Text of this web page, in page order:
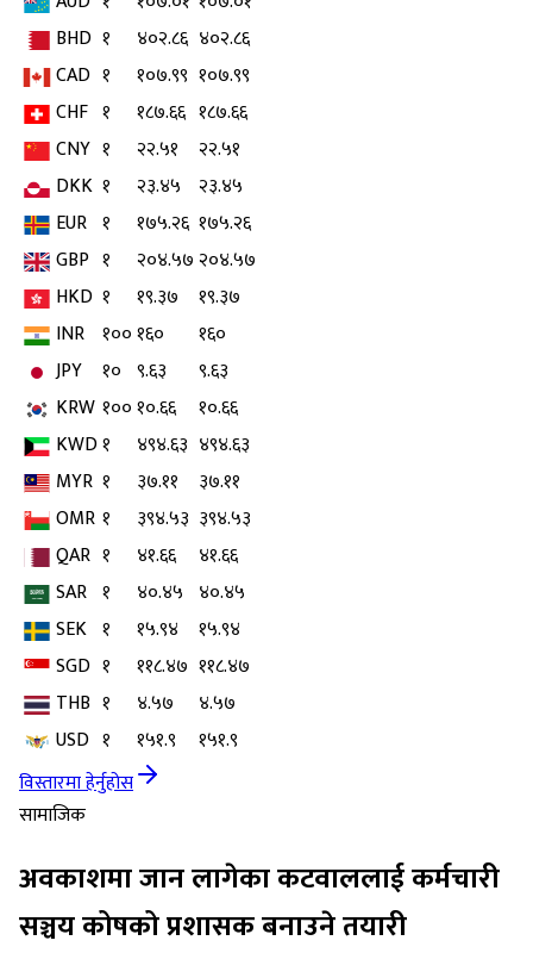
BHD १ ४०२.८६ ४०२.८६
CAD १ १०७.९९ १०७.९९
CHF १ १८७.६६ १८७.६६
CNY १ २२.५१
२२.५१
DKK १ २३.४५
२३.४५
EUR १ १७५.२६ १७५.२६
GBP १ २०४.५७ २०४.५७
HKD १ १९.३७
१९.३७
INR १००१६०
१६०
JPY
१० ९.६३
९.६३
KRW १००१०.६६
१०.६६
KWD१ ४९४.६३ ४९४.६३
MYR १ ३७.११
३७.११
OMR १ ३९४.५३ ३९४.५३
QAR १ ४१.६६
४१.६६
SAR १ ४०.४५ ४०.४५
SEK १ १५.९४
१५.९४
SGD १ ११८.४७ ११८.४७
THB १ ४.५७
४.५७
USD १ १५१.९
१५१.९
विस्तारमा हेर्नुहोस
सामाजिक
अवकाशमा जान लागेका कटवाललाई कर्मचारी
सञ्चय कोषको प्रशासक बनाउने तयारी